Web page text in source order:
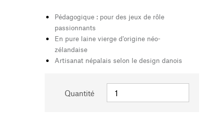
Pédagogique : pour des jeux de rôle
passionnants
En pure laine vierge d'origine néo-
zélandaise
Artisanat népalais selon le design danois
Quantité